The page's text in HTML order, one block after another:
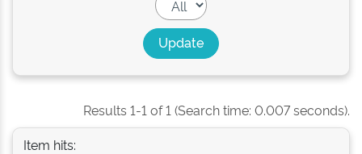
Results 1-1 of 1 (Search time: 0.007 seconds).
Item hits: